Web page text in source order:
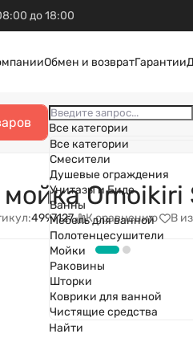
до 18:00
Обмен и возвратГарантии
Все категории
Все категории
Смесители
Душевые ограждения
Унитазы и Биде
Ванны
Мебель для ванной
Полотенцесушители
Мойки
Раковины
Шторки
Коврики для ванной
Чистящие средства
Найти
мойка
4997127 К сравнению В